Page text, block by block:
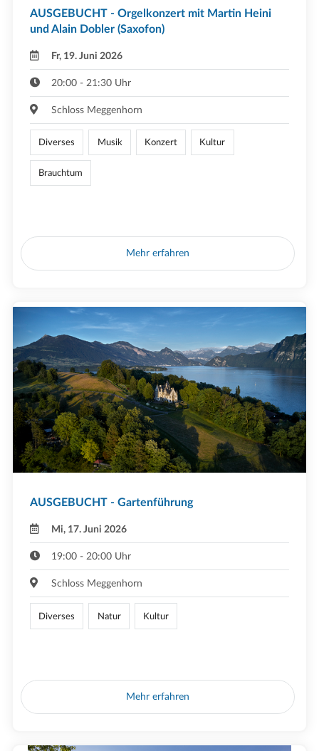
AUSGEBUCHT - Orgelkonzert mit Martin Heini
und Alain Dobler (Saxofon)
Fr, 19. Juni 2026
20:00 - 21:30 Uhr
Schloss Meggenhorn
Diverses Musik Konzert Kultur
Brauchtum
Mehr erfahren
AUSGEBUCHT - Gartenführung
Mi, 17. Juni 2026
19:00 - 20:00 Uhr
Schloss Meggenhorn
Diverses Natur Kultur
Mehr erfahren